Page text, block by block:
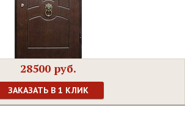
28500 руб.
ЗАКАЗАТЬ В 1 КЛИК